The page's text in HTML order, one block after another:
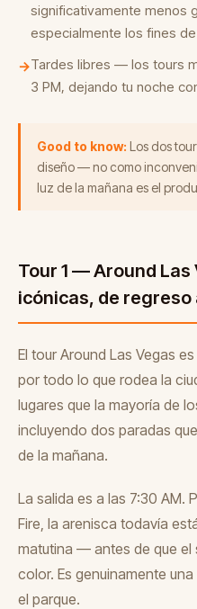
significativamente menos
especialmente los fines
→Tardes libres — los tours
3 PM, dejando tu noche
Good to know: Los dos
diseño — no como
luz de la mañana es el
Tour 1 — Around Las
icónicas, de regreso
El tour Around Las Vegas
por todo lo que rodea la
lugares que la mayoría de
incluyendo dos paradas
de la mañana.
La salida es a las 7:30 AM.
Fire, la arenisca todavía
matutina — antes de que el
color. Es genuinamente
el parque.